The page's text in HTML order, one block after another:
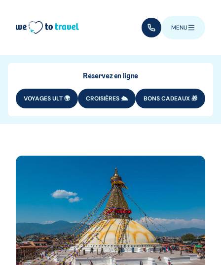
(+352) 28 32 6 - 334
MENU
Réservez en ligne
VOYAGES ULT 🌍 CROISIÈRES 🛳️ BONS CADEAUX 🎁